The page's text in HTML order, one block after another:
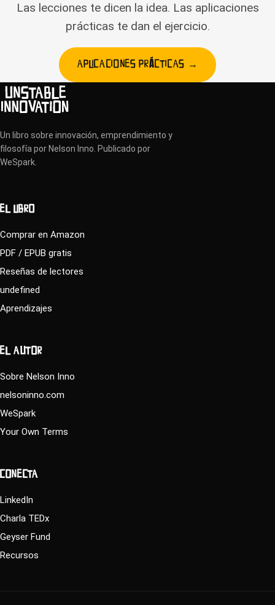
Las lecciones te dicen la idea. Las aplicaciones
prácticas te dan el ejercicio.
APLICACIONES PRÁCTICAS →
Un libro sobre innovación, emprendimiento y
filosofía por Nelson Inno. Publicado por
WeSpark.
EL LIBRO
Comprar en Amazon
PDF / EPUB gratis
Reseñas de lectores
undefined
Aprendizajes
EL AUTOR
Sobre Nelson Inno
nelsoninno.com
WeSpark
Your Own Terms
CONECTA
LinkedIn
Charla TEDx
Geyser Fund
Recursos